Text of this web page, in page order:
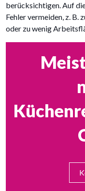
berücksichtigen. Auf
Fehler vermeiden, z. B.
oder zu wenig